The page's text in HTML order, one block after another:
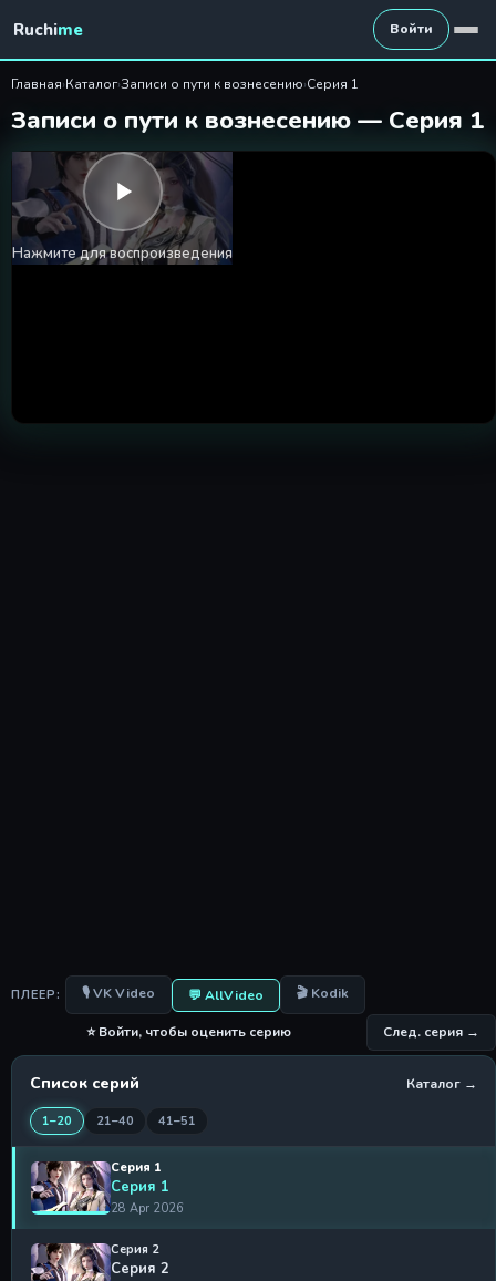
Записи о пути к вознесению
Ruchime Войти
Главная›Каталог›Записи о пути к вознесению›Серия 1
Записи о пути к вознесению — Серия 1
Нажмите для воспроизведения
ПЛЕЕР: 🎙 VK Video 💬 AllVideo 🎬 Kodik
⭐ Войти, чтобы оценить серию След. серия →
Список серий Каталог →
1–20 21–40 41–51
Серия 1
Серия 1
28 Apr 2026
Серия 2
Серия 2